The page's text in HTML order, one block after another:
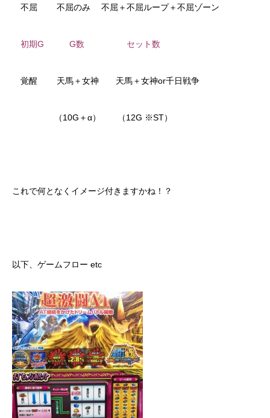
不屈 不屈のみ 不屈＋不屈ループ＋不屈ゾーン
初期G G数 セット数
覚醒 天馬＋女神 天馬＋女神or千日戦争
（10G＋α） （12G ※ST）
これで何となくイメージ付きますかね！？
以下、ゲームフロー etc